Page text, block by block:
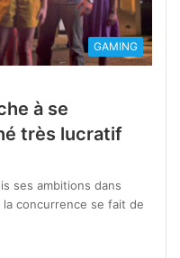
GAMING
à se
très lucratif
ses ambitions dans
la concurrence se fait de